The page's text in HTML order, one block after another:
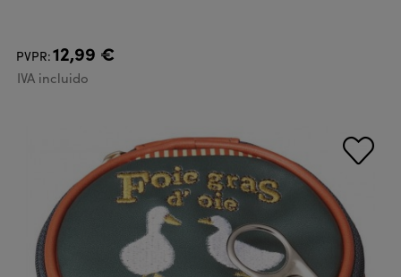
PVPR:12,99 €
IVA incluido